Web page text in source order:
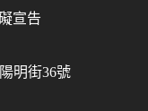
宣告
明街36號